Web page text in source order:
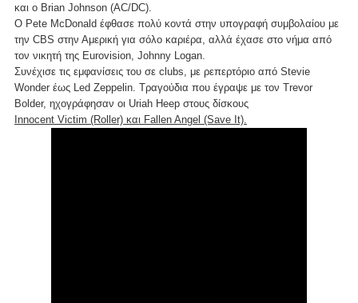
και ο Brian Johnson (AC/DC).
Ο Pete McDonald έφθασε πολύ κοντά στην υπογραφή συμβολαίου με
την CBS στην Αμερική για σόλο καριέρα, αλλά έχασε στο νήμα από
τον νικητή της Eurovision, Johnny Logan.
Συνέχισε τις εμφανίσεις του σε clubs, με ρεπερτόριο από Stevie
Wonder έως Led Zeppelin. Τραγούδια που έγραψε με τον Trevor
Bolder, ηχογράφησαν οι Uriah Heep στους δίσκους
Innocent Victim (Roller) και Fallen Angel (Save It).